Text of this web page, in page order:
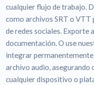
cualquier flujo de trabajo.
como archivos SRT o VTT
de redes sociales. Exporte
documentación. O use
integrar
archivo audio, asegurando
cualquier dispositivo o